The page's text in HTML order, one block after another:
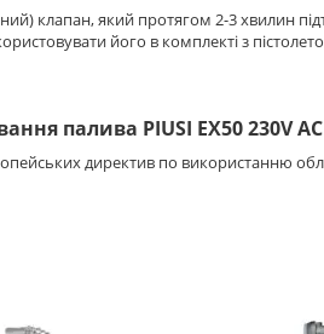
клапан, який протягом 2-3 хвилин
його в комплекті з
палива PIUSI EX50 230V AC
директив по використанню